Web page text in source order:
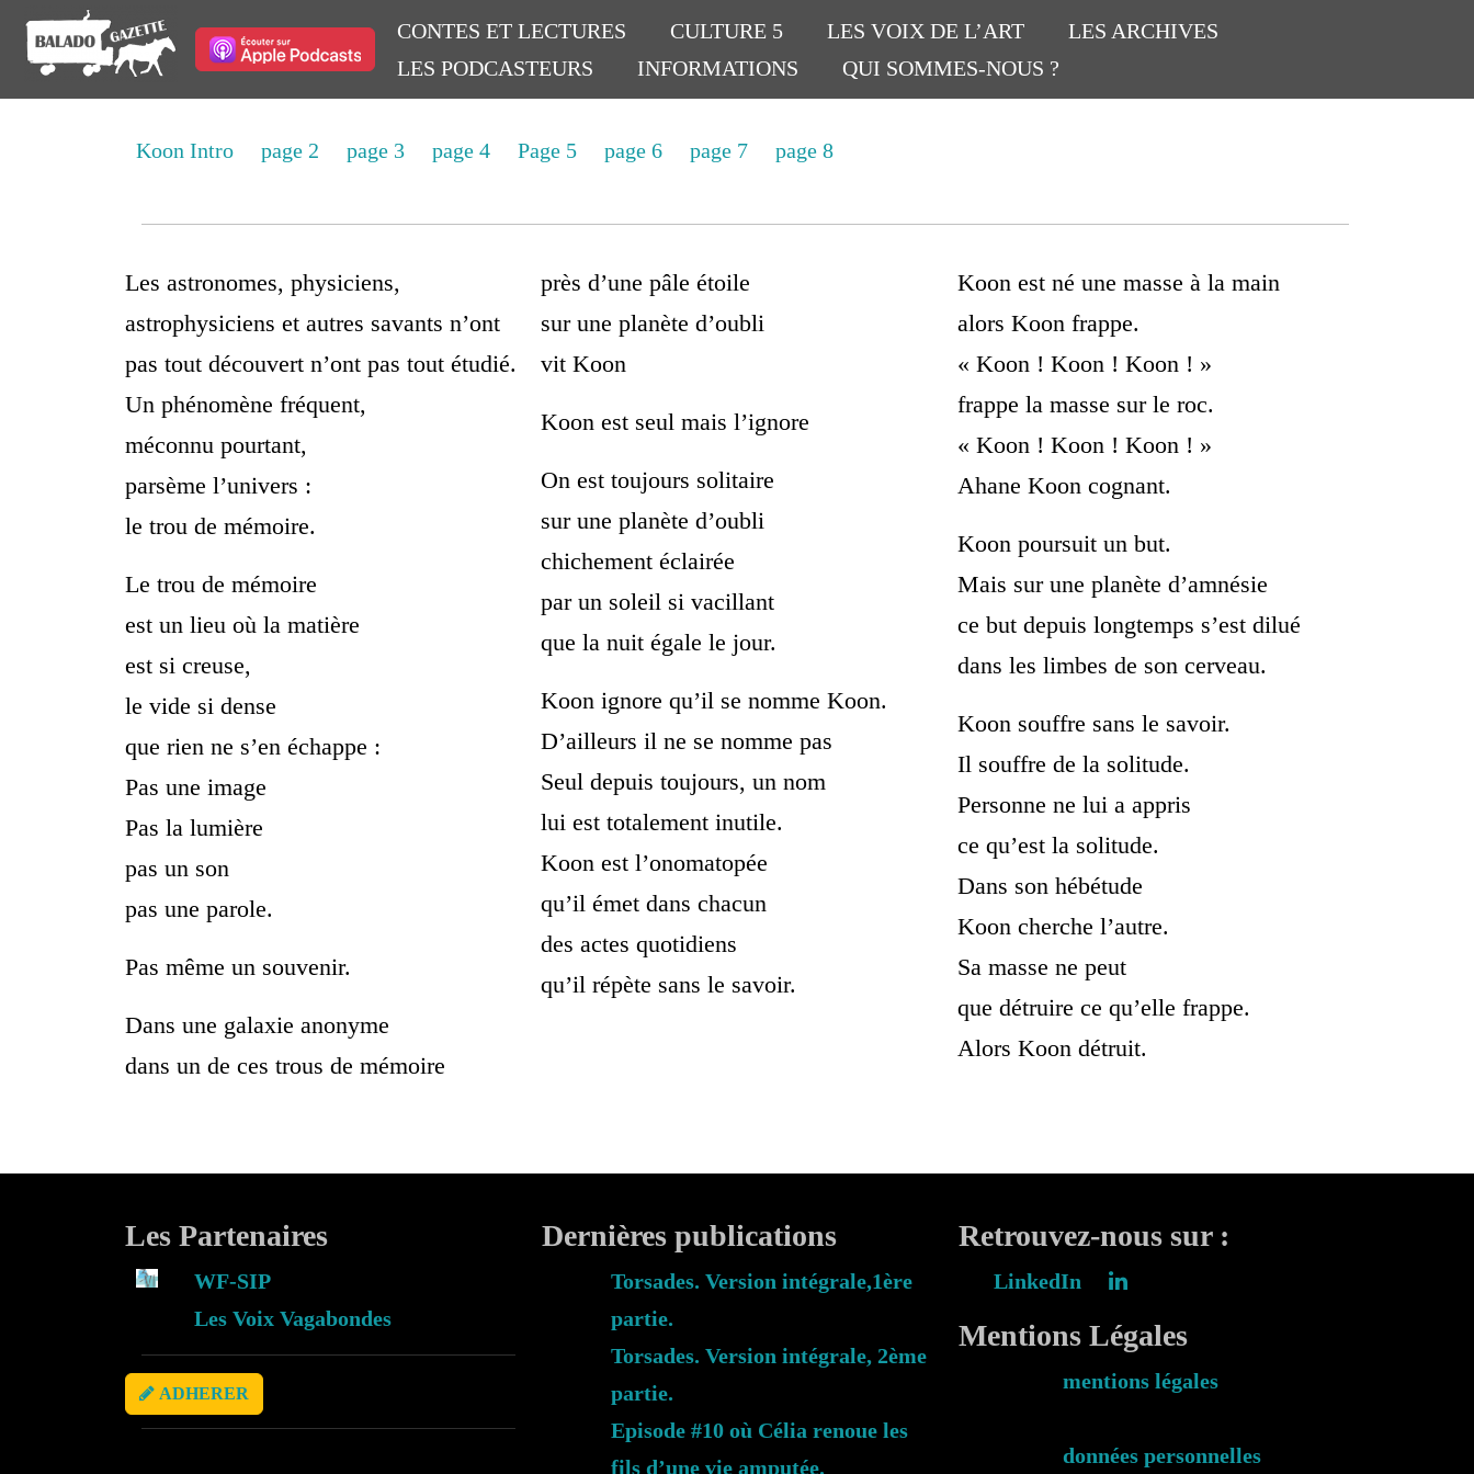
CONTES ET LECTURES CULTURE 5 LES VOIX DE L’ART
LES ARCHIVES
LES PODCASTEURS
INFORMATIONS QUI SOMMES-NOUS ?
Koon Intro page 2 page 3 page 4 Page 5 page 6 page 7 page 8
Les astronomes, physiciens,
astrophysiciens et autres savants n’ont
pas tout découvert n’ont pas tout étudié.
Un phénomène fréquent,
méconnu pourtant,
parsème l’univers :
le trou de mémoire.
Le trou de mémoire
est un lieu où la matière
est si creuse,
le vide si dense
que rien ne s’en échappe :
Pas une image
Pas la lumière
pas un son
pas une parole.
Pas même un souvenir.
Dans une galaxie anonyme
dans un de ces trous de mémoire
près d’une pâle étoile
sur une planète d’oubli
vit Koon
Koon est seul mais l’ignore
On est toujours solitaire
sur une planète d’oubli
chichement éclairée
par un soleil si vacillant
que la nuit égale le jour.
Koon ignore qu’il se nomme Koon.
D’ailleurs il ne se nomme pas
Seul depuis toujours, un nom
lui est totalement inutile.
Koon est l’onomatopée
qu’il émet dans chacun
des actes quotidiens
qu’il répète sans le savoir.
Koon est né une masse à la main
alors Koon frappe.
« Koon ! Koon ! Koon ! »
frappe la masse sur le roc.
« Koon ! Koon ! Koon ! »
Ahane Koon cognant.
Koon poursuit un but.
Mais sur une planète d’amnésie
ce but depuis longtemps s’est dilué
dans les limbes de son cerveau.
Koon souffre sans le savoir.
Il souffre de la solitude.
Personne ne lui a appris
ce qu’est la solitude.
Dans son hébétude
Koon cherche l’autre.
Sa masse ne peut
que détruire ce qu’elle frappe.
Alors Koon détruit.
Les Partenaires
WF-SIP
Les Voix Vagabondes
ADHERER
Dernières publications
Torsades. Version intégrale,1ère
partie.
Torsades. Version intégrale, 2ème
partie.
Episode #10 où Célia renoue les
fils d’une vie amputée.
Retrouvez-nous sur :
LinkedIn
Mentions Légales
mentions légales
données personnelles